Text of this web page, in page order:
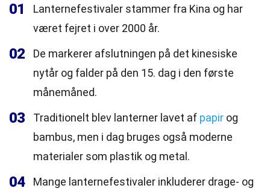
01
Lanternefestivaler stammer fra Kina og har
været fejret i over 2000 år.
02
De markerer afslutningen på det kinesiske
nytår og falder på den 15. dag i den første
månemåned.
03 Traditionelt blev lanterner lavet af papir og
bambus, men i dag bruges også moderne
materialer som plastik og metal.
04
Mange lanternefestivaler inkluderer drage- og